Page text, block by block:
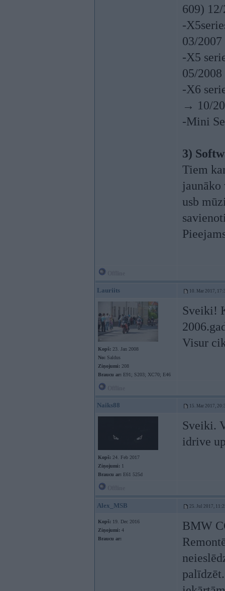
609)
-
03/
-X5
05/
-X6
→ 10/
-Mini
3)
Tiem
jaunāko
usb
Lauriits 10. Mar 2017,
Kopš: 23. Jan 2008
No: Saldus
Ziņojumi: 208
Braucu ar: E91; S203; XC70; E46
Sveiki!
Visur
Naiks88 15. Mar 2017,
Kopš: 24. Feb 2017
Ziņojumi: 1
Braucu ar: E61 525d
Sveiki.
idrive
Alex_MSB 25. Jul 2017,
Kopš: 19. Dec 2016
Ziņojumi: 4
Braucu ar:
BMW